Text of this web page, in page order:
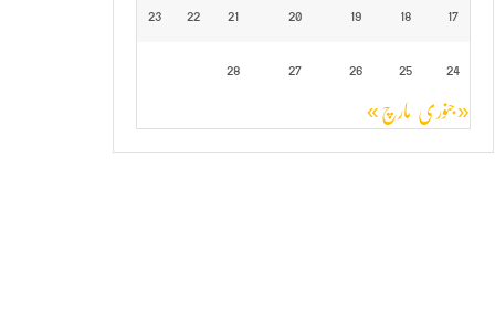
17
18
19
20
21
22
23
24
25
26
27
28
« جنوری مارچ »